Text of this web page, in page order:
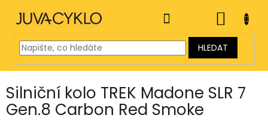
obsah
HLEDAT
KOŠÍK
Silniční kolo TREK Madone SLR 7
Gen.8 Carbon Red Smoke